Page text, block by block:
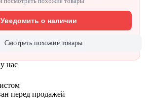
Уведомить о наличии
Смотреть похожие товары
нас
перед продажей